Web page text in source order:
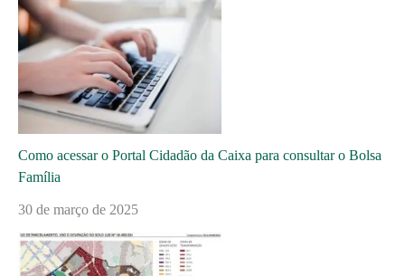
Como acessar o Portal Cidadão da Caixa para consultar o Bolsa
Família
30 de março de 2025